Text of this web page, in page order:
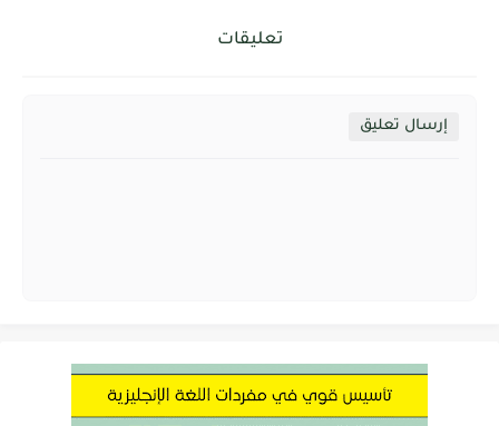
تعليقات
إرسال تعليق